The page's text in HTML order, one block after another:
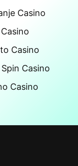
Casino
Casino
Casino
Casino